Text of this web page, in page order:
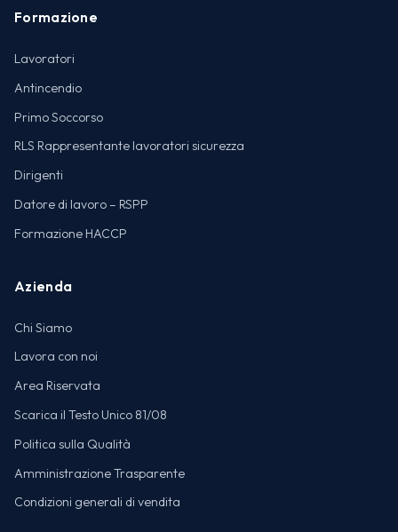
Formazione
Lavoratori
Antincendio
Primo Soccorso
RLS Rappresentante lavoratori sicurezza
Dirigenti
Datore di lavoro – RSPP
Formazione HACCP
Azienda
Chi Siamo
Lavora con noi
Area Riservata
Scarica il Testo Unico 81/08
Politica sulla Qualità
Amministrazione Trasparente
Condizioni generali di vendita